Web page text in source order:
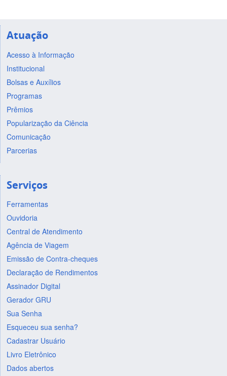
Atuação
Acesso à Informação
Institucional
Bolsas e Auxílios
Programas
Prêmios
Popularização da Ciência
Comunicação
Parcerias
Serviços
Ferramentas
Ouvidoria
Central de Atendimento
Agência de Viagem
Emissão de Contra-cheques
Declaração de Rendimentos
Assinador Digital
Gerador GRU
Sua Senha
Esqueceu sua senha?
Cadastrar Usuário
Livro Eletrônico
Dados abertos